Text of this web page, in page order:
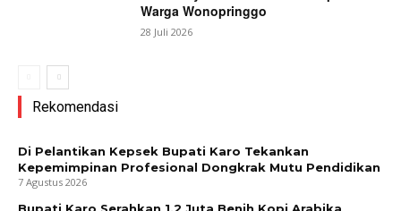
Warga Wonopringgo
28 Juli 2026
Rekomendasi
Di Pelantikan Kepsek Bupati Karo Tekankan
Kepemimpinan Profesional Dongkrak Mutu Pendidikan
7 Agustus 2026
Bupati Karo Serahkan 1,2 Juta Benih Kopi Arabika